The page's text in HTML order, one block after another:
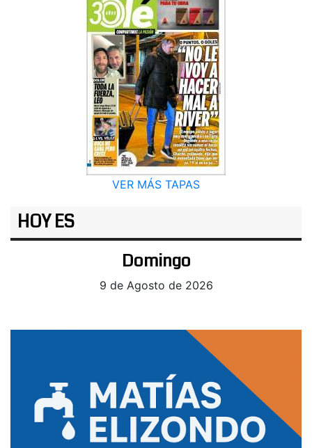
VER MÁS TAPAS
HOY ES
Domingo
9 de Agosto de 2026